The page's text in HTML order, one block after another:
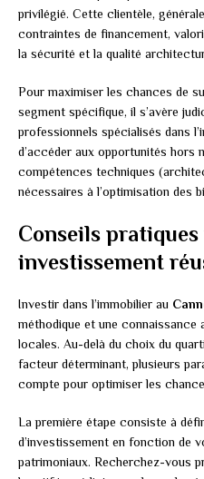
privilégié. Cette clientèle,
contraintes de financement,
la sécurité et la qualité
Pour maximiser les chances de
segment spécifique, il s’avère
professionnels spécialisés dans
d’accéder aux opportunités hors
compétences techniques
nécessaires à l’optimisation des
Conseils
investissement
Investir dans l’immobilier au
méthodique et une
locales. Au-delà du choix du
facteur déterminant, plusieurs
compte pour optimiser les
La première étape consiste à
d’investissement en fonction de
patrimoniaux. Recherchez-vous